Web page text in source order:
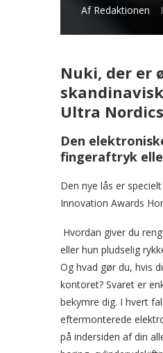
Af Redaktionen
Nuki, der er
Ultra
Den
fingeraftryk
Den nye lås er
Innovation Awards
Hvordan giver du
eller hun pludselig
Og hvad gør du, hvis
kontoret? Svaret er
bekymre dig. I hvert
eftermonterede
på indersiden af din